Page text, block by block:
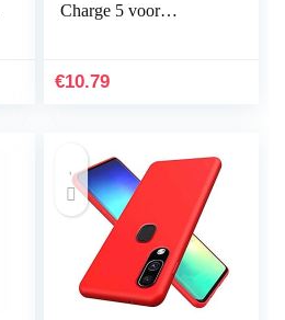
Charge 5 voor
elastische elastische
€10.79